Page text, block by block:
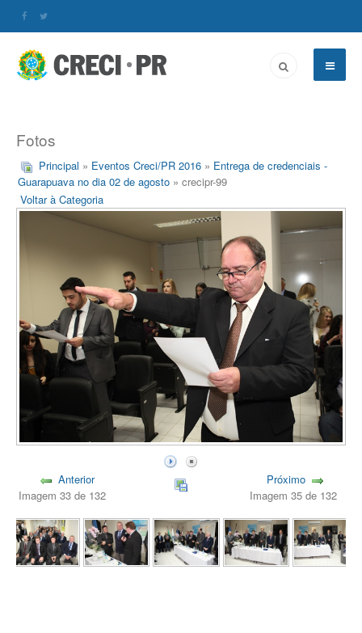
Fotos
Principal » Eventos Creci/PR 2016 » Entrega de credenciais -
Guarapuava no dia 02 de agosto » crecipr-99
Voltar à Categoria
Anterior
Imagem 33 de 132
Próximo
Imagem 35 de 132